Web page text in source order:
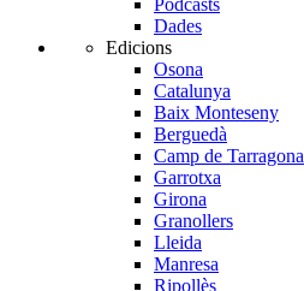
Podcasts
Dades
Edicions
Osona
Catalunya
Baix Monteseny
Berguedà
Camp de Tarragona
Garrotxa
Girona
Granollers
Lleida
Manresa
Ripollès